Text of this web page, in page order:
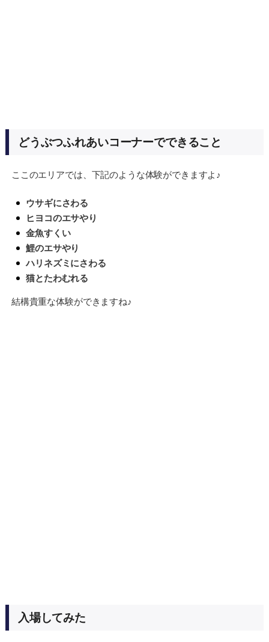
どうぶつふれあいコーナーでできること
ここのエリアでは、下記のような体験ができますよ♪
ウサギにさわる
ヒヨコのエサやり
金魚すくい
鯉のエサやり
ハリネズミにさわる
猫とたわむれる
結構貴重な体験ができますね♪
入場してみた